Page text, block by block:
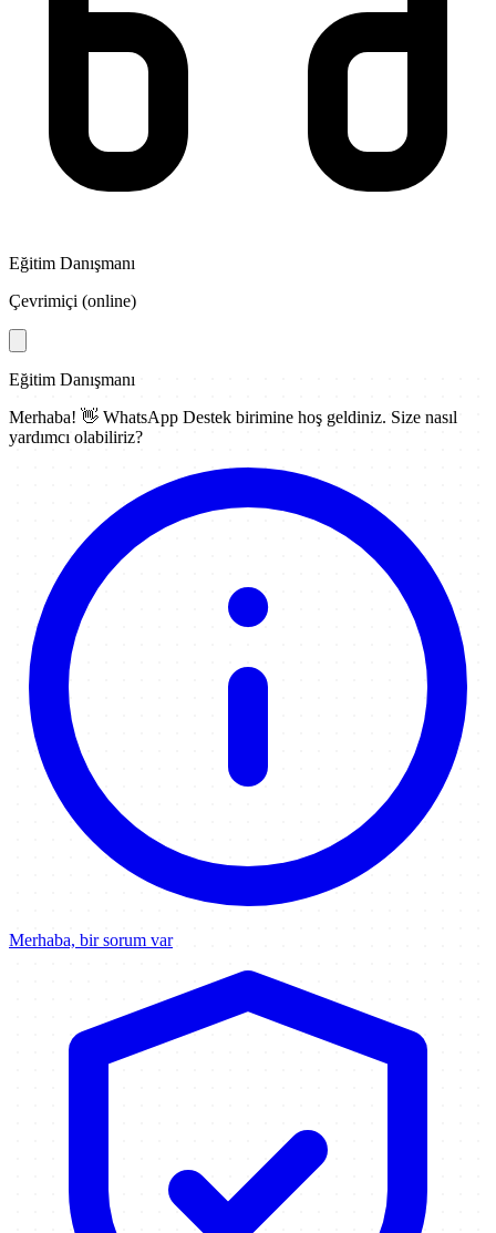
Eğitim Danışmanı
Çevrimiçi (online)
Eğitim Danışmanı
Merhaba! 👋 WhatsApp Destek birimine hoş geldiniz. Size nasıl
yardımcı olabiliriz?
Merhaba, bir sorum var